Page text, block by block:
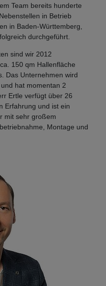
Team bereits hunderte
in Betrieb
in Baden-Württemberg,
durchgeführt.
sind wir 2012
150 qm Hallenfläche
Das Unternehmen wird
hat momentan 2
Ertle verfügt über 26
Erfahrung und ist ein
mit sehr großem
Montage und